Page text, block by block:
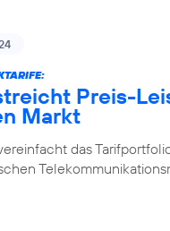
Preis-
Markt
das